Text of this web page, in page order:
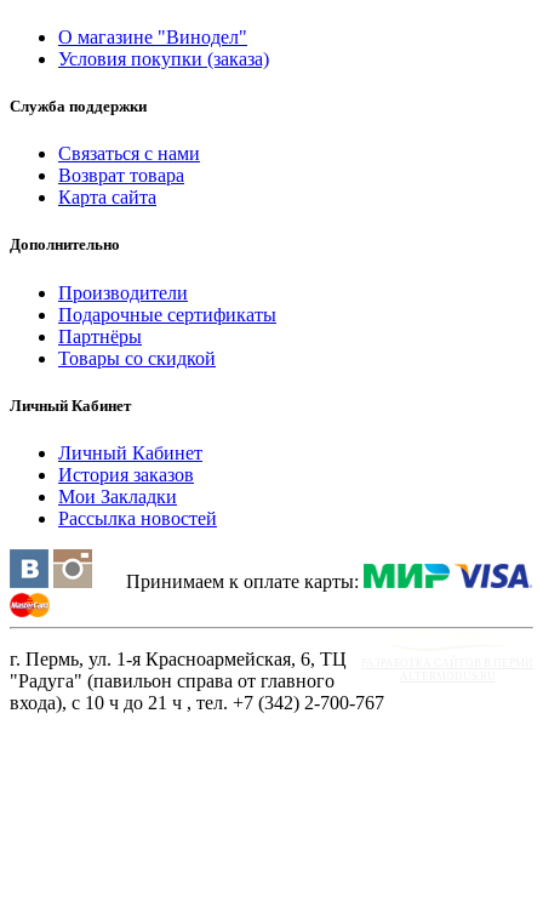
О магазине "Винодел"
Условия покупки (заказа)
Служба поддержки
Связаться с нами
Возврат товара
Карта сайта
Дополнительно
Производители
Подарочные сертификаты
Партнёры
Товары со скидкой
Личный Кабинет
Личный Кабинет
История заказов
Мои Закладки
Рассылка новостей
Принимаем к оплате карты:
г. Пермь, ул. 1-я Красноармейская, 6, ТЦ
"Радуга" (павильон справа от главного
входа), с 10 ч до 21 ч , тел. +7 (342) 2-700-767